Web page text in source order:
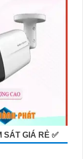
SÁT GIÁ RẺ ✅